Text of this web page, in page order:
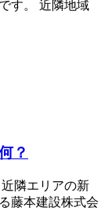
す。 近隣地域
？
隣エリアの新
藤本建設株式会